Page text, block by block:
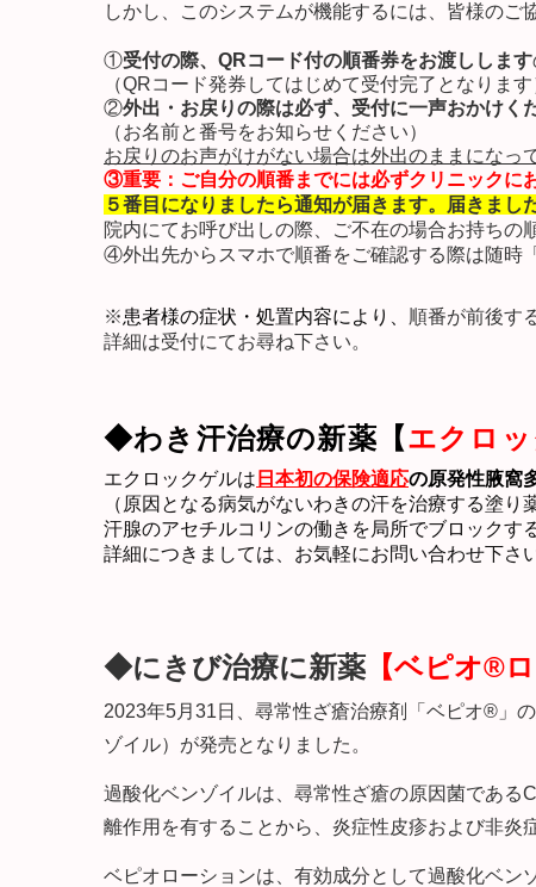
しかし、このシステムが機能するには、皆様のご
①受付の際、QRコード付の順番券をお渡しします
（QRコード発券してはじめて受付完了となります
②外出・お戻りの際は必ず、受付に一声おかけく
（お名前と番号をお知らせください）
お戻りのお声がけがない場合は外出のままになっ
③重要：ご自分の順番までには必ずクリニックに
５番目になりましたら通知が届きます。届きまし
院内にてお呼び出しの際 、ご不在の場合お持ちの
④外出先からスマホで順番をご確認する際は随時
※患者様の症状・処置内容により、 順番が前後す
詳細は受付にてお尋ね下さい。
◆わき汗治療の新薬【エクロ
エクロックゲルは 日本初の保険適応の原発性腋窩
（原因となる病気がないわきの汗を治療する塗り
汗腺のアセチルコリンの働きを局所でブロックす
詳細につきましては、お気軽にお問い合わせ下さい
◆にきび治療に新薬 【ベピオ®
2023年5月31日、尋常性ざ瘡治療剤「ベピオ®」
ゾイル）が発売となりました。
過酸化ベンゾイルは、尋常性ざ瘡の原因菌であ
離作用を有することから、炎症性皮疹および非炎
ベピオローションは、有効成分として過酸化ベ